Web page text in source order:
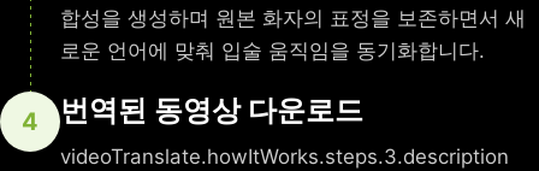
합성을 생성하며 원본 화자의 표정을 보존하면서 새
로운 언어에 맞춰 입술 움직임을 동기화합니다.
4 번역된 동영상 다운로드
videoTranslate.howItWorks.steps.3.description